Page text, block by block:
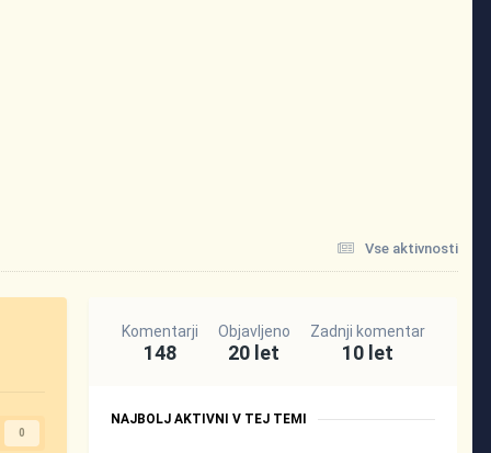
Vse aktivnosti
0
Komentarji
148
Objavljeno
20 let
Zadnji komentar
10 let
NAJBOLJ AKTIVNI V TEJ TEMI